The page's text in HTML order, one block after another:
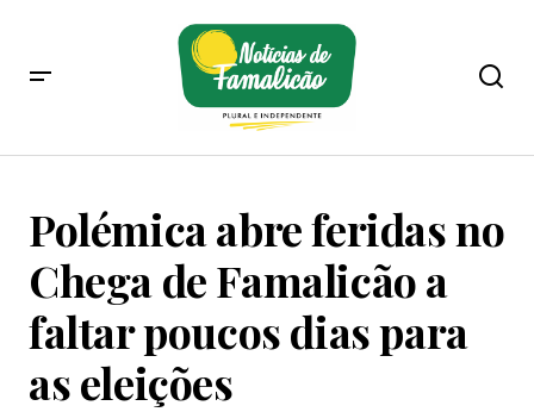
Polémica abre feridas no
Chega de Famalicão a
faltar poucos dias para
as eleições